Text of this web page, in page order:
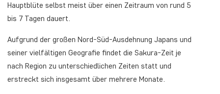
Hauptblüte selbst meist über einen Zeitraum von rund 5
bis 7 Tagen dauert.
Aufgrund der großen Nord-Süd-Ausdehnung Japans und
seiner vielfältigen Geografie findet die Sakura-Zeit je
nach Region zu unterschiedlichen Zeiten statt und
erstreckt sich insgesamt über mehrere Monate.